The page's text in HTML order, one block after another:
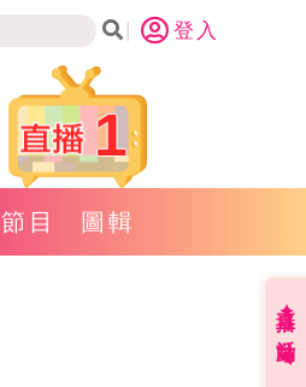
登入
1
節目 圖輯
直播✦活動